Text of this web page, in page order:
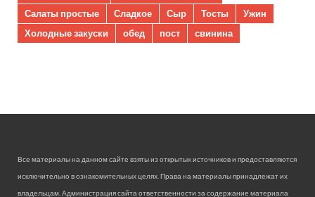
Салаты простые
Сладкое Сыр Тосты
Ужин
Холодные закуски
обед пост свинина
Все материалы на данном сайте взяты из открытых источников и предоставляются
исключительно в ознакомительных целях. Права на материалы принадлежат их
владельцам. Администрация сайта ответственности за содержание материала